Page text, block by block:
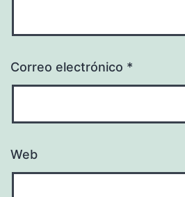
Correo electrónico *
Web